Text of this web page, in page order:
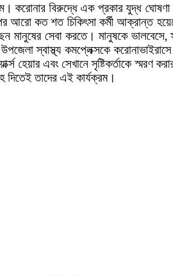
বিরুদ্ধে এক প্রকার যুদ্ধ ঘোষণা
আরো কত শত চিকিৎসা কর্মী আক্রান্ত
মানুষের সেবা করতে। মানুষকে
উপজেলা স্বাস্থ্য কমপ্লেক্সকে
হেয়ার এবং সেখানে সৃষ্টিকর্তাকে
দিতেই তাদের এই কার্যক্রম।